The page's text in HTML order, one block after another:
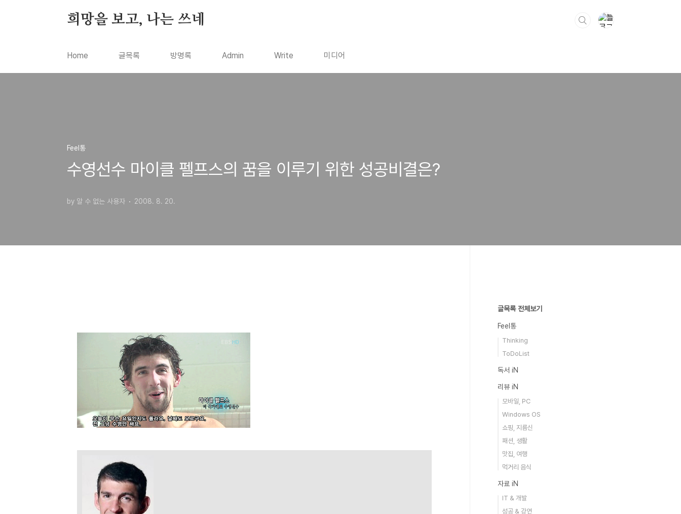
희망을 보고, 나는 쓰네
Home 글목록 방명록 Admin Write 미디어
Feel통
수영선수 마이클 펠프스의 꿈을 이루기 위한 성공비결은?
by 알 수 없는 사용자 2008. 8. 20.
글목록 전체보기
Feel통
Thinking
ToDoList
독서 iN
리뷰 iN
모바일, PC
Windows OS
쇼핑, 지름신
패션, 생활
맛집, 여행
먹거리 음식
자료 iN
IT & 개발
성공 & 강연